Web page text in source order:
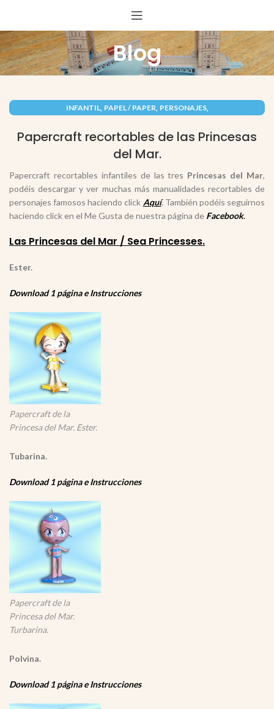
Blog
INFANTIL, PAPEL / PAPER, PERSONAJES,
Papercraft recortables de las Princesas
del Mar.
Papercraft recortables infantiles de las tres Princesas del Mar,
podéis descargar y ver muchas más manualidades recortables de
personajes famosos haciendo click Aquí. También podéis seguirnos
haciendo click en el Me Gusta de nuestra página de Facebook.
Las Princesas del Mar / Sea Princesses.
Ester.
Download 1 página e Instrucciones
Papercraft de la
Princesa del Mar. Ester.
Tubarina.
Download 1 página e Instrucciones
Papercraft de la
Princesa del Mar.
Turbarina.
Polvina.
Download 1 página e Instrucciones